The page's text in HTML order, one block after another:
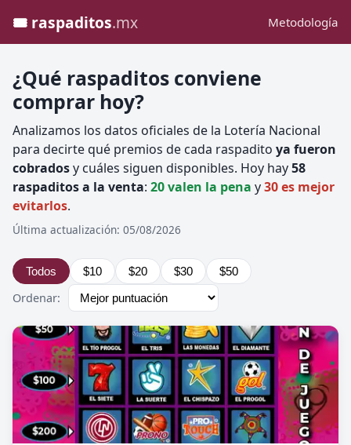
🎟️ raspaditos.mx Metodología
¿Qué raspaditos conviene
comprar hoy?
Analizamos los datos oficiales de la Lotería Nacional
para decirte qué premios de cada raspadito ya fueron
cobradosy cuáles siguen disponibles. Hoy hay58
raspaditos a la venta: 20 valen la pena y30 es mejor
evitarlos.
Última actualización: 05/08/2026
Todos $10 $20 $30 $50
Ordenar: